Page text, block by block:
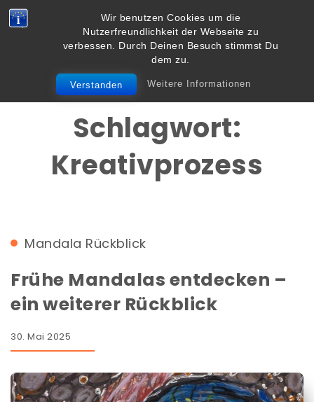
Wir benutzen Cookies um die
Nutzerfreundlichkeit der Webseite zu
verbessen. Durch Deinen Besuch stimmst Du
dem zu.
Verstanden Weitere Informationen
Skip to content
Vielbegabt.de
Toggle
navigation
Schlagwort:
Kreativprozess
Mandala Rückblick
Frühe Mandalas entdecken –
ein weiterer Rückblick
30. Mai 2025